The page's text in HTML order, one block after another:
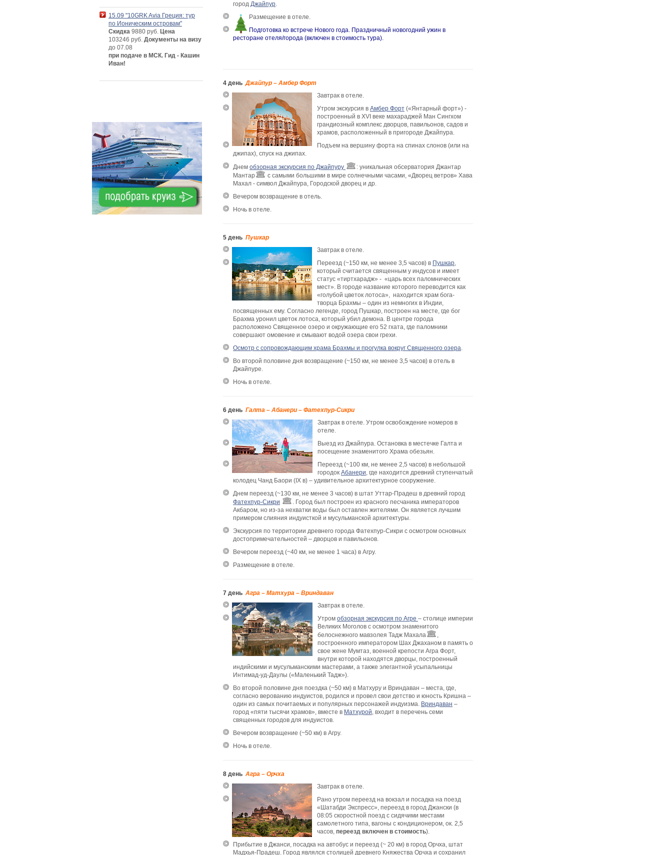
город Джайпур.
Размещение в отеле.
Подготовка ко встрече Нового года. Праздничный новогодний ужин в
ресторане отеля/города (включен в стоимость тура).
4 день Джайпур – Амбер Форт
Завтрак в отеле.
Утром экскурсия в Амбер Форт («Янтарный форт») -
построенный в XVI веке махараджей Ман Сингхом
грандиозный комплекс дворцов, павильонов, садов и
храмов, расположенный в пригороде Джайпура.
Подъем на вершину форта на спинах слонов (или на
джипах), спуск на джипах.
Днем обзорная экскурсия по Джайпуру
: уникальная обсерватория Джантар
Мантар
с самыми большими в мире солнечными часами, «Дворец ветров» Хава
Махал - символ Джайпура, Городской дворец и др.
Вечером возвращение в отель.
Ночь в отеле.
5 день Пушкар
Завтрак в отеле.
Переезд (~150 км, не менее 3,5 часов) в Пушкар,
который считается священным у индусов и имеет
статус «тиртхарадж» - «царь всех паломнических
мест». В городе название которого переводится как
«голубой цветок лотоса», находится храм бога-
творца Брахмы – один из немногих в Индии,
посвященных ему. Согласно легенде, город Пушкар, построен на месте, где бог
Брахма уронил цветок лотоса, который убил демона. В центре города
расположено Священное озеро и окружающие его 52 гхата, где паломники
совершают омовение и смывают водой озера свои грехи.
Осмотр с сопровождающим храма Брахмы и прогулка вокруг Священного озера.
Во второй половине дня возвращение (~150 км, не менее 3,5 часов) в отель в
Джайпуре.
Ночь в отеле.
6 день Галта – Абанери – Фатехпур-Сикри
Завтрак в отеле. Утром освобождение номеров в
отеле.
Выезд из Джайпура. Остановка в местечке Галта и
посещение знаменитого Храма обезьян.
Переезд (~100 км, не менее 2,5 часов) в небольшой
городок Абанери, где находится древний ступенчатый
колодец Чанд Баори (IX в) – удивительное архитектурное сооружение.
Днем переезд (~130 км, не менее 3 часов) в штат Уттар-Прадеш в древний город
Фатехпур-Сикри
. Город был построен из красного песчаника императоров
Акбаром, но из-за нехватки воды был оставлен жителями. Он является лучшим
примером слияния индуисткой и мусульманской архитектуры.
Экскурсия по территории древнего города Фатехпур-Сикри с осмотром основных
достопримечательностей – дворцов и павильонов.
Вечером переезд (~40 км, не менее 1 часа) в Агру.
Размещение в отеле.
7 день Агра – Матхура – Вриндаван
Завтрак в отеле.
Утром обзорная экскурсия по Агре – столице империи
Великих Моголов с осмотром знаменитого
белоснежного мавзолея Тадж Махала
,
построенного императором Шах Джаханом в память о
свое жене Мумтаз, военной крепости Агра Форт,
внутри которой находятся дворцы, построенный
индийскими и мусульманскими мастерами, а также элегантной усыпальницы
Интимад-уд-Даулы («Маленький Тадж»).
Во второй половине дня поездка (~50 км) в Матхуру и Вриндаван – места, где,
согласно верованию индуистов, родился и провел свои детство и юность Кришна –
один из самых почитаемых и популярных персонажей индуизма. Вриндаван –
город «пяти тысячи храмов», вместе в Матхурой, входит в перечень семи
священных городов для индуистов.
Вечером возвращение (~50 км) в Агру.
Ночь в отеле.
8 день Агра – Орчха
Завтрак в отеле.
Рано утром переезд на вокзал и посадка на поезд
«Шатабди Экспресс», переезд в город Джански (в
08:05 скоростной поезд с сидячими местами
самолетного типа, вагоны с кондиционером, ок. 2,5
часов, переезд включен в стоимость).
Прибытие в Джанси, посадка на автобус и переезд (~ 20 км) в город Орчха, штат
Мадхья-Прадеш. Город являлся столицей древнего Княжества Орчха и сохранил
15.09 "10GRK Avia Греция: тур
по Ионическим островам"
Скидка 9880 руб. Цена
103246 руб. Документы на визу
до 07.08
при подаче в МСК. Гид - Кашин
Иван!